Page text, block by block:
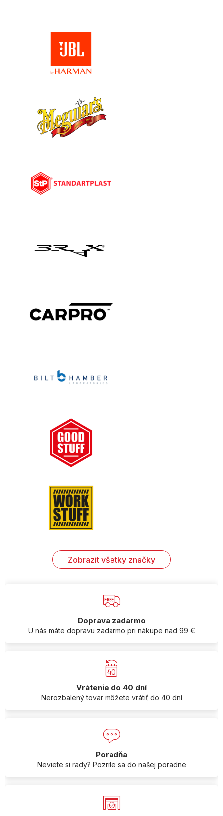
Zobrazit všetky značky
Doprava zadarmo
U nás máte dopravu zadarmo pri nákupe nad 99 €
Vrátenie do 40 dní
Nerozbalený tovar môžete vrátiť do 40 dní
Poradňa
Neviete si rady? Pozrite sa do našej poradne